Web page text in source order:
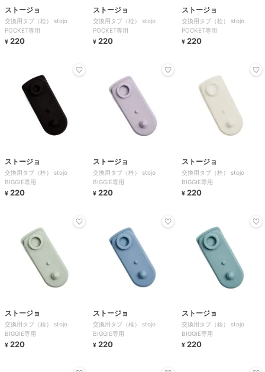
ストージョ
交換用タブ（栓） stojo
POCKET専用
¥ 220
ストージョ
交換用タブ（栓） stojo
POCKET専用
¥ 220
ストージョ
交換用タブ（栓） stojo
POCKET専用
¥ 220
ストージョ
交換用タブ（栓） stojo
BIGGIE専用
¥ 220
ストージョ
交換用タブ（栓） stojo
BIGGIE専用
¥ 220
ストージョ
交換用タブ（栓） stojo
BIGGIE専用
¥ 220
ストージョ
交換用タブ（栓） stojo
BIGGIE専用
¥ 220
ストージョ
交換用タブ（栓） stojo
BIGGIE専用
¥ 220
ストージョ
交換用タブ（栓） stojo
BIGGIE専用
¥ 220